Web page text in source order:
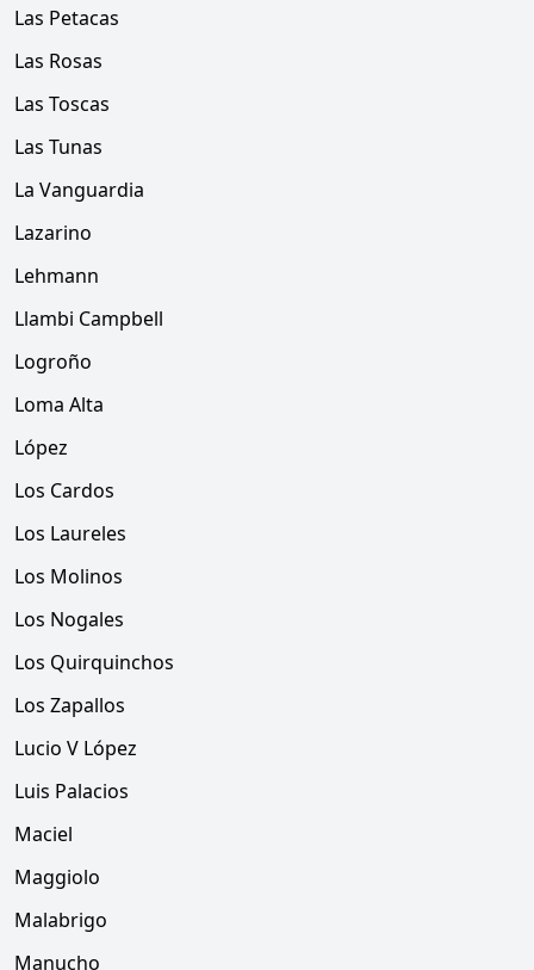
Las Petacas
Las Rosas
Las Toscas
Las Tunas
La Vanguardia
Lazarino
Lehmann
Llambi Campbell
Logroño
Loma Alta
López
Los Cardos
Los Laureles
Los Molinos
Los Nogales
Los Quirquinchos
Los Zapallos
Lucio V López
Luis Palacios
Maciel
Maggiolo
Malabrigo
Manucho